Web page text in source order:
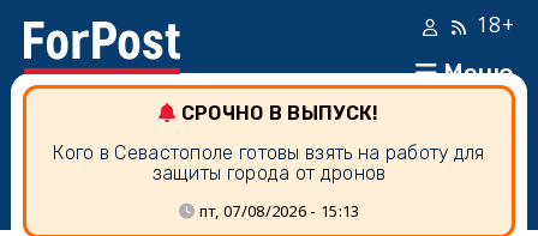
Меню
18+
СРОЧНО В ВЫПУСК!
Кого в Севастополе готовы взять на работу для
защиты города от дронов
пт, 07/08/2026 - 15:13